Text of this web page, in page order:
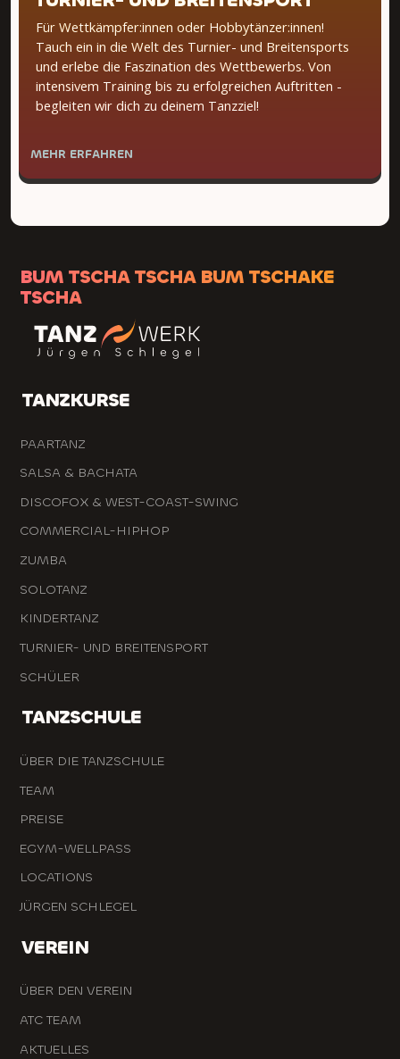
Für Wettkämpfer:innen oder Hobbytänzer:innen!
Tauch ein in die Welt des Turnier- und Breitensports
und erlebe die Faszination des Wettbewerbs. Von
intensivem Training bis zu erfolgreichen Auftritten -
begleiten wir dich zu deinem Tanzziel!
MEHR ERFAHREN
BUM TSCHA TSCHA BUM TSCHAKE
TSCHA
TANZKURSE
PAARTANZ
SALSA & BACHATA
DISCOFOX & WEST-COAST-SWING
COMMERCIAL-HIPHOP
ZUMBA
SOLOTANZ
KINDERTANZ
TURNIER- UND BREITENSPORT
SCHÜLER
TANZSCHULE
ÜBER DIE TANZSCHULE
TEAM
PREISE
EGYM-WELLPASS
LOCATIONS
JÜRGEN SCHLEGEL
VEREIN
ÜBER DEN VEREIN
ATC TEAM
AKTUELLES